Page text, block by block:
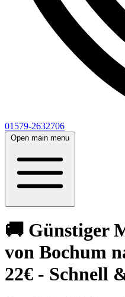
01579-2632706
Open main menu
🚚 Günstiger
von Bochum
22€ - Schnell